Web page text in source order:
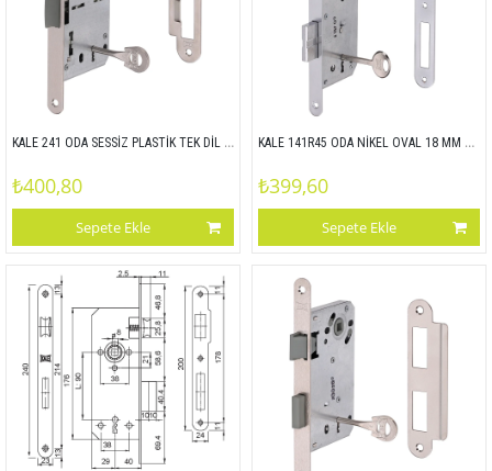
KALE 241 ODA SESSİZ PLASTİK TEK DİL SATEN OVAL 18 MM 90x50
₺400,80
Sepete Ekle
KALE 141R45 ODA NİKEL OVAL 18 MM 90x45 141R
₺399,60
Sepete Ekle